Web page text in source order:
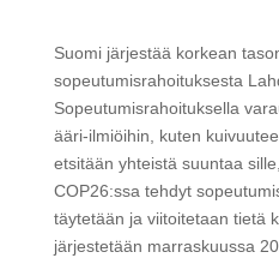
Suomi järjestää korkean
sopeutumisrahoituksesta
Sopeutumisrahoituksella
ääri-ilmiöihin, kuten
etsitään yhteistä suuntaa
COP26:ssa tehdyt
täytetään ja viitoitetaan tietä
järjestetään marraskuussa